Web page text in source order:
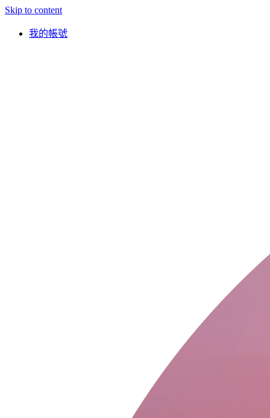
Skip to content
我的帳號